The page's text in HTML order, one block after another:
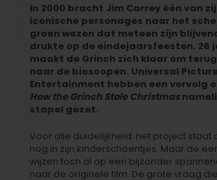
In 2000 bracht Jim Carrey één van
iconische personages naar het
groen wezen dat meteen zijn
drukte op de eindejaarsfeesten. 26
maakt de Grinch zich klaar om
naar de bioscopen. Universal
Entertainment hebben een vervolg
How the Grinch Stole Christmas
stapel gezet.
Voor alle duidelijkheid: het project staat
nog in zijn kinderschoentjes. Maar de
wijzen toch al op een bijzonder
naar de originele film. De grote vraag